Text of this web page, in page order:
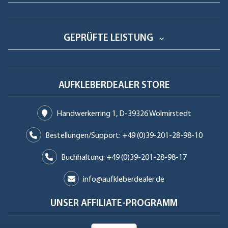
GEPRÜFTE LEISTUNG
AUFKLEBERDEALER STORE
Handwerkerring 1, D-39326 Wolmirstedt
Bestellungen/Support: +49 (0)39-201-28-98-10
Buchhaltung: +49 (0)39-201-28-98-17
info@aufkleberdealer.de
UNSER AFFILIATE-PROGRAMM